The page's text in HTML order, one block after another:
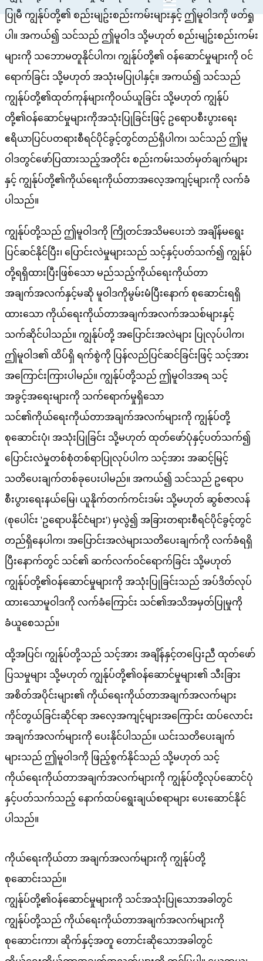
ပြုမီ ကျွန်ုပ်တို့၏ စည်းမျဥ်းစည်းကမ်းများနှင့် ဤမူဝါဒကို ဖတ်ရှု
ပါ။ အကယ်၍ သင်သည် ဤမူဝါဒ သို့မဟုတ် စည်းမျဥ်းစည်းကမ်း
များကို သဘောမတူနိုင်ပါက၊ ကျွန်ုပ်တို့၏ ဝန်ဆောင်မှုများကို ဝင်
ရောက်ခြင်း သို့မဟုတ် အသုံးမပြုပါနှင့်။ အကယ်၍ သင်သည်
ကျွန်ုပ်တို့၏ထုတ်ကုန်များကိုဝယ်ယူခြင်း သို့မဟုတ် ကျွန်ုပ်
တို့၏ဝန်ဆောင်မှုများကိုအသုံးပြုခြင်းဖြင့် ဥရောပစီးပွားရေး
ဧရိယာပြင်ပတရားစီရင်ပိုင်ခွင့်တွင်တည်ရှိပါက၊ သင်သည် ဤမူ
ဝါဒတွင်ဖော်ပြထားသည့်အတိုင်း စည်းကမ်းသတ်မှတ်ချက်များ
နှင့် ကျွန်ုပ်တို့၏ကိုယ်ရေးကိုယ်တာအလေ့အကျင့်များကို လက်ခံ
ပါသည်။
ကျွန်ုပ်တို့သည် ဤမူဝါဒကို ကြိုတင်အသိမပေးဘဲ အချိန်မရွေး
ပြင်ဆင်နိုင်ပြီး၊ ပြောင်းလဲမှုများသည် သင့်နှင့်ပတ်သက်၍ ကျွန်ုပ်
တို့ရရှိထားပြီးဖြစ်သော မည်သည့်ကိုယ်ရေးကိုယ်တာ
အချက်အလက်နှင့်မဆို မူဝါဒကိုမွမ်းမံပြီးနောက် စုဆောင်းရရှိ
ထားသော ကိုယ်ရေးကိုယ်တာအချက်အလက်အသစ်များနှင့်
သက်ဆိုင်ပါသည်။ ကျွန်ုပ်တို့ အပြောင်းအလဲများ ပြုလုပ်ပါက၊
ဤမူဝါဒ၏ ထိပ်ရှိ ရက်စွဲကို ပြန်လည်ပြင်ဆင်ခြင်းဖြင့် သင့်အား
အကြောင်းကြားပါမည်။ ကျွန်ုပ်တို့သည် ဤမူဝါဒအရ သင့်
အခွင့်အရေးများကို သက်ရောက်မှုရှိသော
သင်၏ကိုယ်ရေးကိုယ်တာအချက်အလက်များကို ကျွန်ုပ်တို့
စုဆောင်းပုံ၊ အသုံးပြုခြင်း သို့မဟုတ် ထုတ်ဖော်ပုံနှင့်ပတ်သက်၍
ပြောင်းလဲမှုတစ်စုံတစ်ရာပြုလုပ်ပါက သင့်အား အဆင့်မြင့်
သတိပေးချက်တစ်ခုပေးပါမည်။ အကယ်၍ သင်သည် ဥရောပ
စီးပွားရေးနယ်မြေ၊ ယူနိုက်တက်ကင်းဒမ်း သို့မဟုတ် ဆွစ်ဇာလန်
(စုပေါင်း 'ဥရောပနိုင်ငံများ') မှလွဲ၍ အခြားတရားစီရင်ပိုင်ခွင့်တွင်
တည်ရှိနေပါက၊ အပြောင်းအလဲများသတိပေးချက်ကို လက်ခံရရှိ
ပြီးနောက်တွင် သင်၏ ဆက်လက်ဝင်ရောက်ခြင်း သို့မဟုတ်
ကျွန်ုပ်တို့၏ဝန်ဆောင်မှုများကို အသုံးပြုခြင်းသည် အပ်ဒိတ်လုပ်
ထားသောမူဝါဒကို လက်ခံကြောင်း သင်၏အသိအမှတ်ပြုမှုကို
ခံယူစေသည်။
ထို့အပြင်၊ ကျွန်ုပ်တို့သည် သင့်အား အချိန်နှင့်တပြေးညီ ထုတ်ဖော်
ပြသမှုများ သို့မဟုတ် ကျွန်ုပ်တို့၏ဝန်ဆောင်မှုများ၏ သီးခြား
အစိတ်အပိုင်းများ၏ ကိုယ်ရေးကိုယ်တာအချက်အလက်များ
ကိုင်တွယ်ခြင်းဆိုင်ရာ အလေ့အကျင့်များအကြောင်း ထပ်လောင်း
အချက်အလက်များကို ပေးနိုင်ပါသည်။ ယင်းသတိပေးချက်
များသည် ဤမူဝါဒကို ဖြည့်စွက်နိုင်သည် သို့မဟုတ် သင့်
ကိုယ်ရေးကိုယ်တာအချက်အလက်များကို ကျွန်ုပ်တို့လုပ်ဆောင်ပုံ
နှင့်ပတ်သက်သည့် နောက်ထပ်ရွေးချယ်စရာများ ပေးဆောင်နိုင်
ပါသည်။
ကိုယ်ရေးကိုယ်တာ အချက်အလက်များကို ကျွန်ုပ်တို့
စုဆောင်းသည်။
ကျွန်ုပ်တို့၏ဝန်ဆောင်မှုများကို သင်အသုံးပြုသောအခါတွင်
ကျွန်ုပ်တို့သည် ကိုယ်ရေးကိုယ်တာအချက်အလက်များကို
စုဆောင်းကာ၊ ဆိုက်နှင့်အတူ တောင်းဆိုသောအခါတွင်